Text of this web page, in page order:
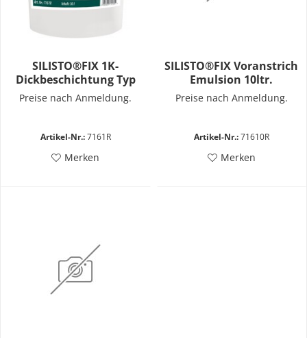
SILISTO®FIX 1K-
Dickbeschichtung Typ
Preise nach Anmeldung.
Artikel-Nr.:7161R
Merken
SILISTO®FIX Voranstrich
Emulsion 10ltr.
Preise nach Anmeldung.
Artikel-Nr.:71610R
Merken